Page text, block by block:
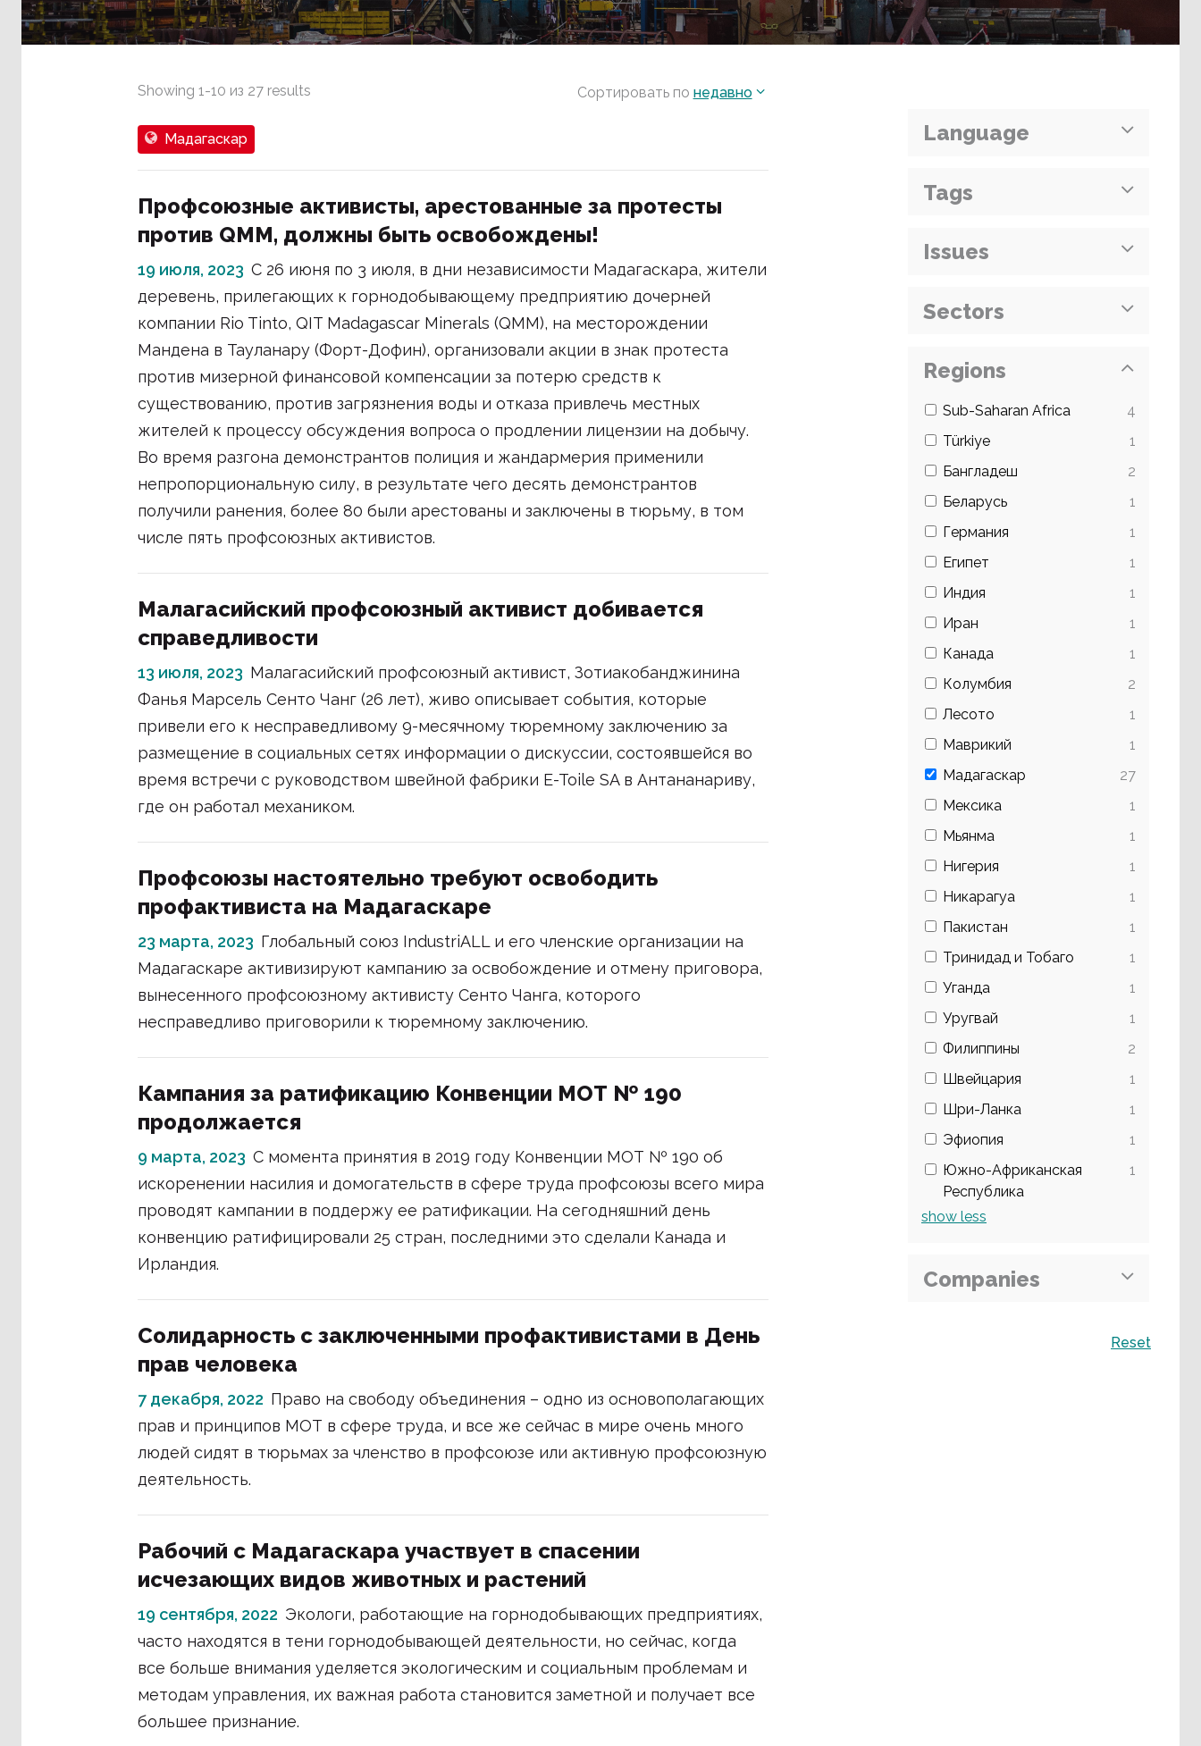
Showing 1-10 из 27 results Сортировать по недавно
Мадагаскар
Профсоюзные активисты, арестованные за протесты
против QMM, должны быть освобождены!
19 июля, 2023 С 26 июня по 3 июля, в дни независимости Мадагаскара, жители
деревень, прилегающих к горнодобывающему предприятию дочерней
компании Rio Tinto, QIT Madagascar Minerals (QMM), на месторождении
Мандена в Тауланару (Форт-Дофин), организовали акции в знак протеста
против мизерной финансовой компенсации за потерю средств к
существованию, против загрязнения воды и отказа привлечь местных
жителей к процессу обсуждения вопроса о продлении лицензии на добычу.
Во время разгона демонстрантов полиция и жандармерия применили
непропорциональную силу, в результате чего десять демонстрантов
получили ранения, более 80 были арестованы и заключены в тюрьму, в том
числе пять профсоюзных активистов.
Малагасийский профсоюзный активист добивается
справедливости
13 июля, 2023 Малагасийский профсоюзный активист, Зотиакобанджинина
Фанья Марсель Сенто Чанг (26 лет), живо описывает события, которые
привели его к несправедливому 9-месячному тюремному заключению за
размещение в социальных сетях информации о дискуссии, состоявшейся во
время встречи с руководством швейной фабрики E-Toile SA в Антананариву,
где он работал механиком.
Профсоюзы настоятельно требуют освободить
профактивиста на Мадагаскаре
23 марта, 2023 Глобальный союз IndustriALL и его членские организации на
Мадагаскаре активизируют кампанию за освобождение и отмену приговора,
вынесенного профсоюзному активисту Сенто Чанга, которого
несправедливо приговорили к тюремному заключению.
Кампания за ратификацию Конвенции МОТ № 190
продолжается
9 марта, 2023 С момента принятия в 2019 году Конвенции МОТ № 190 об
искоренении насилия и домогательств в сфере труда профсоюзы всего мира
проводят кампании в поддержу ее ратификации. На сегодняшний день
конвенцию ратифицировали 25 стран, последними это сделали Канада и
Ирландия.
Солидарность с заключенными профактивистами в День
прав человека
7 декабря, 2022 Право на свободу объединения – одно из основополагающих
прав и принципов МОТ в сфере труда, и все же сейчас в мире очень много
людей сидят в тюрьмах за членство в профсоюзе или активную профсоюзную
деятельность.
Рабочий с Мадагаскара участвует в спасении
исчезающих видов животных и растений
19 сентября, 2022 Экологи, работающие на горнодобывающих предприятиях,
часто находятся в тени горнодобывающей деятельности, но сейчас, когда
все больше внимания уделяется экологическим и социальным проблемам и
методам управления, их важная работа становится заметной и получает все
большее признание.
Language
Tags
Issues
Sectors
Regions
Sub-Saharan Africa
4
Türkiye
1
Бангладеш
2
Беларусь
1
Германия
1
Египет
1
Индия
1
Иран
1
Канада
1
Колумбия
2
Лесото
1
Маврикий
1
Мадагаскар
27
Мексика
1
Мьянма
1
Нигерия
1
Никарагуа
1
Пакистан
1
Тринидад и Тобаго
1
Уганда
1
Уругвай
1
Филиппины
2
Швейцария
1
Шри-Ланка
1
Эфиопия
1
Южно-Африканская
Республика
1
show less
Companies
Reset